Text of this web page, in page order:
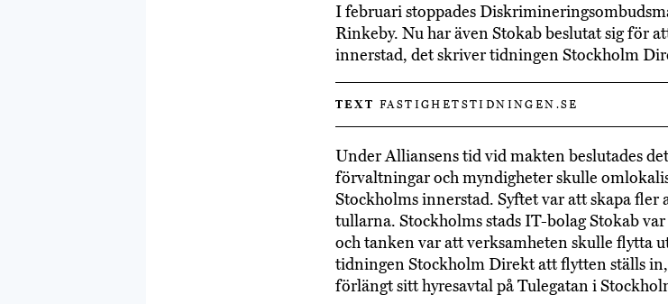
I februari stoppades
Rinkeby. Nu har även Stokab beslutat sig för
innerstad, det skriver tidningen Stockholm
TEXT FASTIGHETSTIDNINGEN.SE
Under Alliansens tid vid makten beslutades
förvaltningar och myndigheter skulle
Stockholms innerstad. Syftet var att skapa
tullarna. Stockholms stads IT-bolag Stokab
och tanken var att verksamheten skulle flytta
tidningen Stockholm Direkt att flytten ställs
förlängt sitt hyresavtal på Tulegatan i